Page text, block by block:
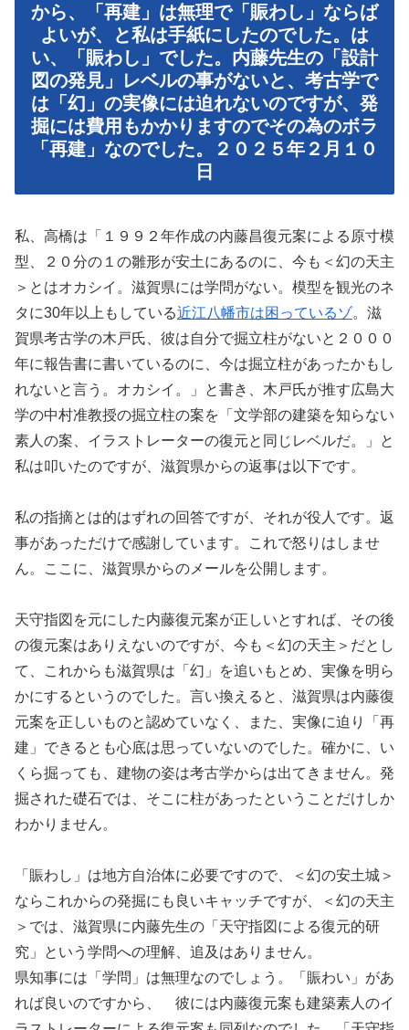
から、「再建」は無理で「賑わし」ならば
よいが、と私は手紙にしたのでした。は
い、「賑わし」でした。内藤先生の「設計
図の発見」レベルの事がないと、考古学で
は「幻」の実像には迫れないのですが、発
掘には費用もかかりますのでその為のボラ
「再建」なのでした。２０２５年２月１０
日
私、高橋は「１９９２年作成の内藤昌復元案による原寸模
型、２０分の１の雛形が安土にあるのに、今も＜幻の天主
＞とはオカシイ。滋賀県には学問がない。模型を観光のネ
タに30年以上もしている近江八幡市は困っているゾ。滋
賀県考古学の木戸氏、彼は自分で掘立柱がないと２０００
年に報告書に書いているのに、今は掘立柱があったかもし
れないと言う。オカシイ。」と書き、木戸氏が推す広島大
学の中村准教授の掘立柱の案を「文学部の建築を知らない
素人の案、イラストレーターの復元と同じレベルだ。」と
私は叩いたのですが、滋賀県からの返事は以下です。
私の指摘とは的はずれの回答ですが、それが役人です。返
事があっただけで感謝しています。これで怒りはしませ
ん。ここに、滋賀県からのメールを公開します。
天守指図を元にした内藤復元案が正しいとすれば、その後
の復元案はありえないのですが、今も＜幻の天主＞だとし
て、これからも滋賀県は「幻」を追いもとめ、実像を明ら
かにするというのでした。言い換えると、滋賀県は内藤復
元案を正しいものと認めていなく、また、実像に迫り「再
建」できるとも心底は思っていないのでした。確かに、い
くら掘っても、建物の姿は考古学からは出てきません。発
掘された礎石では、そこに柱があったということだけしか
わかりません。
「賑わし」は地方自治体に必要ですので、＜幻の安土城＞
ならこれからの発掘にも良いキャッチですが、＜幻の天主
＞では、滋賀県に内藤先生の「天守指図による復元的研
究」という学問への理解、追及はありません。
県知事には「学問」は無理なのでしょう。「賑わい」があ
れば良いのですから、 彼には内藤復元案も建築素人のイ